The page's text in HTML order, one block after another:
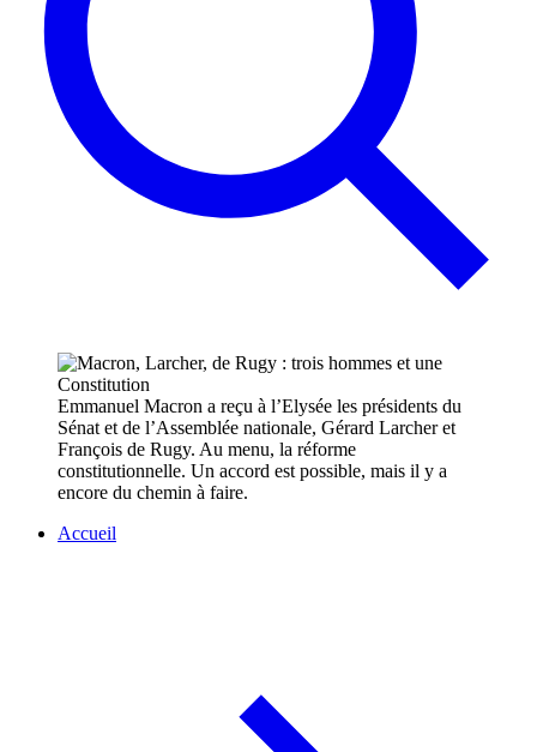
Emmanuel Macron a reçu à l’Elysée les présidents du
Sénat et de l’Assemblée nationale, Gérard Larcher et
François de Rugy. Au menu, la réforme
constitutionnelle. Un accord est possible, mais il y a
encore du chemin à faire.
Accueil